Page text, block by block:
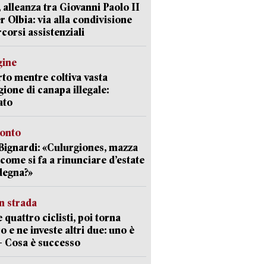
alleanza tra Giovanni Paolo II
Olbia: via alla condivisione
assistenziali
mentre coltiva vasta
di canapa illegale:
«Culurgiones, mazza
si fa a rinunciare d’estate
strada
quattro ciclisti, poi torna
e ne investe altri due: uno è
Cosa è successo